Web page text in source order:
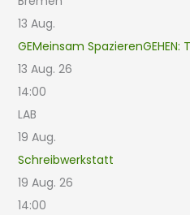
13 Aug.
GEMeinsam SpazierenGEHEN:
13 Aug. 26
14:00
LAB
19 Aug.
Schreibwerkstatt
19 Aug. 26
14:00